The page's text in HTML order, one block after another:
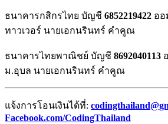
ธนาคารกสิกรไทย บัญชี 6852219422 ออ
ทาวเวอร์ นายเอกนรินทร์ คำคูณ
ธนาคารไทยพาณิชย์ บัญชี 8692040113
ม.อุบล นายเอกนรินทร์ คำคูณ
แจ้งการโอนเงินได้ที่:
Facebook.com/CodingThailand